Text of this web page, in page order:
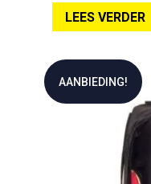
o
o
LEES VERDER
AANBIEDING!